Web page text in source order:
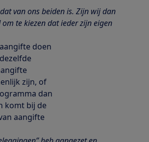
van ons beiden is. Zijn wij dan
te kiezen dat ieder zijn eigen
doen
zijn, of
dan
komt bij de
aangifte